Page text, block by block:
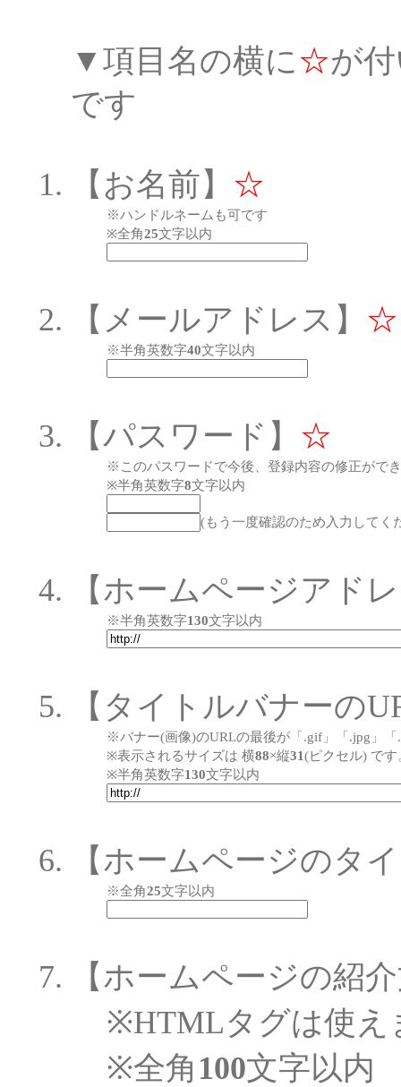
▼項目名の横に☆が
です
【お名前】 ☆
※ハンドルネームも可です
※全角25文字以内
【メールアドレス】 ☆
※半角英数字40文字以内
【パスワード】 ☆
※このパスワードで今後、登録内容の修正がで
※半角英数字8文字以内
(もう一度確認のため入力してく
【ホームページアド
※半角英数字130文字以内
【タイトルバナーの
※バナー(画像)のURLの最後が「.gif」「.jpg」
※表示されるサイズは 横88×縦31(ピクセル) です
※半角英数字130文字以内
【ホームページのタ
※全角25文字以内
【ホームページの紹
※HTMLタグは使え
※全角 100文字以内